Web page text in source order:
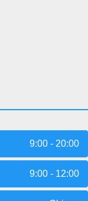
9:00 - 20:00
9:00 - 12:00